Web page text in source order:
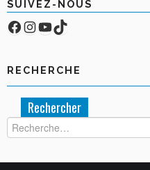
SUIVEZ-NOUS
Facebook
Compte Instagram
YouTube
TikTok
RECHERCHE
Rechercher :